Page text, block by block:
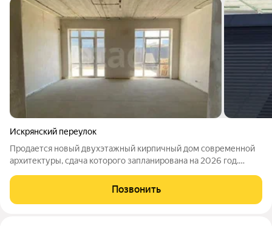
Искрянский переулок
Продается новый двухэтажный кирпичный дом современной
архитектуры, сдача которого запланирована на 2026 год.
обеспечивает отличную транспортную доступность и
развитую инфраструктуру в шаговой
Позвонить